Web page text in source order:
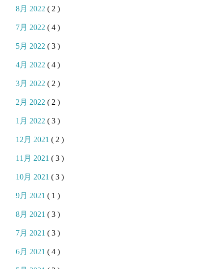
8月 2022( 2 )
7月 2022( 4 )
5月 2022( 3 )
4月 2022( 4 )
3月 2022( 2 )
2月 2022( 2 )
1月 2022( 3 )
12月 2021( 2 )
11月 2021( 3 )
10月 2021( 3 )
9月 2021( 1 )
8月 2021( 3 )
7月 2021( 3 )
6月 2021( 4 )